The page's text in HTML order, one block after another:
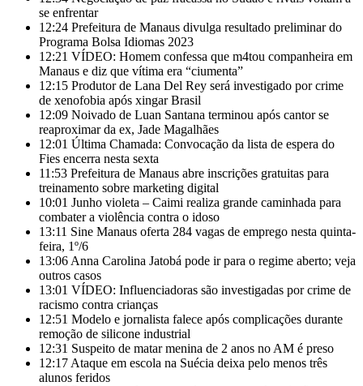
se enfrentar
12:24 Prefeitura de Manaus divulga resultado preliminar do
Programa Bolsa Idiomas 2023
12:21 VÍDEO: Homem confessa que m4tou companheira em
Manaus e diz que vítima era “ciumenta”
12:15 Produtor de Lana Del Rey será investigado por crime
de xenofobia após xingar Brasil
12:09 Noivado de Luan Santana terminou após cantor se
reaproximar da ex, Jade Magalhães
12:01 Última Chamada: Convocação da lista de espera do
Fies encerra nesta sexta
11:53 Prefeitura de Manaus abre inscrições gratuitas para
treinamento sobre marketing digital
10:01 Junho violeta – Caimi realiza grande caminhada para
combater a violência contra o idoso
13:11 Sine Manaus oferta 284 vagas de emprego nesta quinta-
feira, 1º/6
13:06 Anna Carolina Jatobá pode ir para o regime aberto; veja
outros casos
13:01 VÍDEO: Influenciadoras são investigadas por crime de
racismo contra crianças
12:51 Modelo e jornalista falece após complicações durante
remoção de silicone industrial
12:31 Suspeito de matar menina de 2 anos no AM é preso
12:17 Ataque em escola na Suécia deixa pelo menos três
alunos feridos